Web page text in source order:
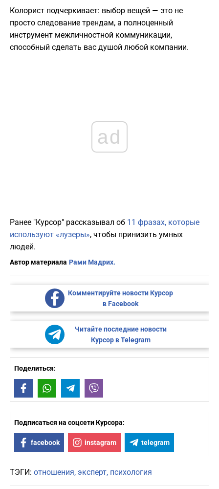
Колорист подчеркивает: выбор вещей — это не
просто следование трендам, а полноценный
инструмент межличностной коммуникации,
способный сделать вас душой любой компании.
ad
Ранее "Курсор" рассказывал об 11 фразах, которые
используют «лузеры», чтобы принизить умных
людей.
Автор материала Рами Мадрих.
Комментируйте новости Курсор
в Facebook
Читайте последние новости
Курсор в Telegram
Поделиться:
FacebookWhatsAppTelegram
Подписаться на соцсети Курсора:
facebook instagram telegram
ТЭГИ: отношения эксперт психология